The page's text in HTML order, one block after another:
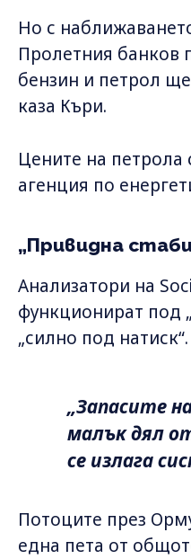
Но с
Пролетния банков
бензин и петрол
каза Къри.
Цените на петрола
агенция по
„Привидна
Анализатори на
функционират под
„силно под натиск“.
„Запасите
малък дял
се излага
Потоците през
една пета от